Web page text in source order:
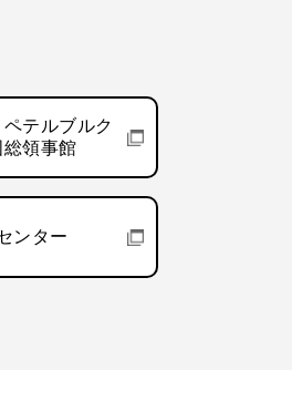
テルブルク
総領事館
ンター